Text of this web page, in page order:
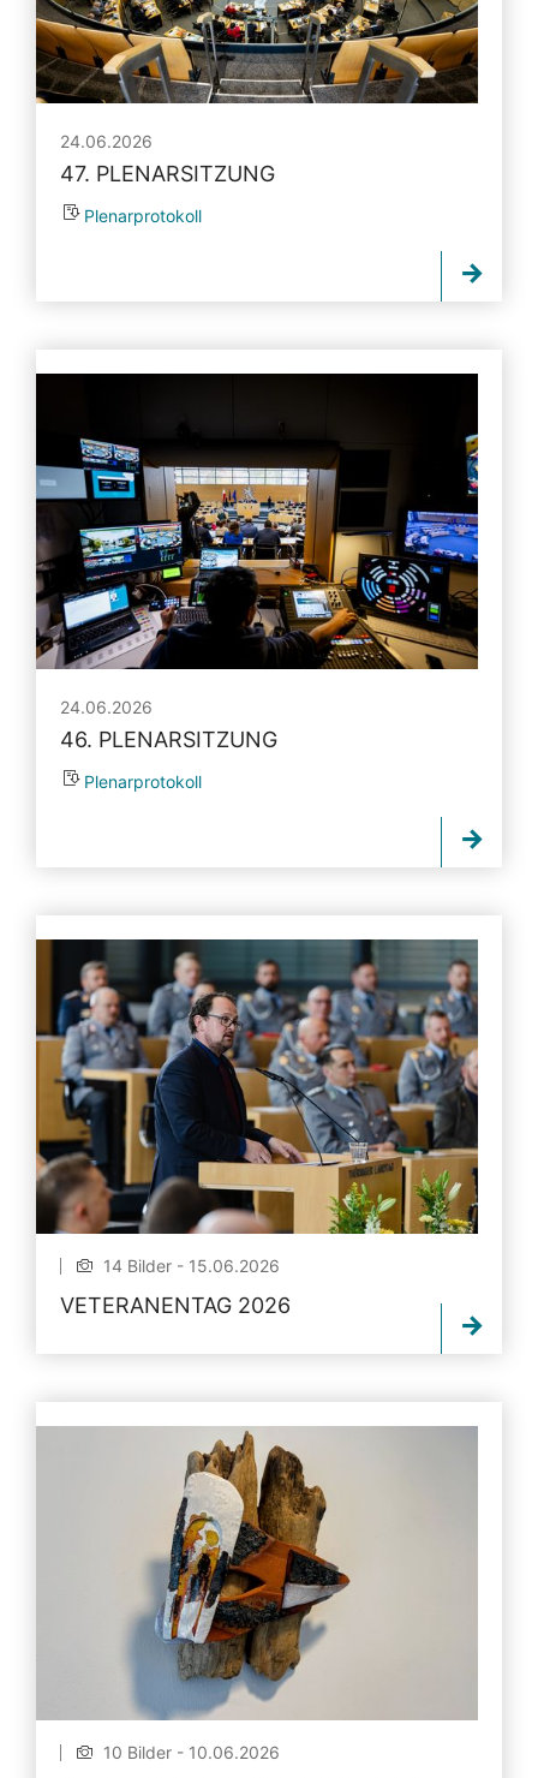
24.06.2026
47. PLENARSITZUNG
Plenarprotokoll
24.06.2026
46. PLENARSITZUNG
Plenarprotokoll
14 Bilder - 15.06.2026
VETERANENTAG 2026
10 Bilder - 10.06.2026